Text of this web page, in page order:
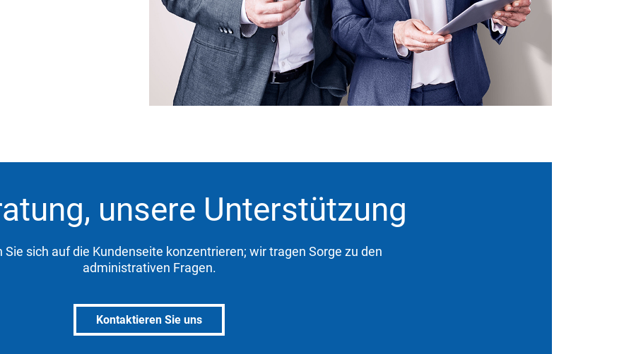
unsere Unterstützung
Sie sich auf die Kundenseite konzentrieren; wir tragen Sorge zu den
administrativen Fragen.
Kontaktieren Sie uns